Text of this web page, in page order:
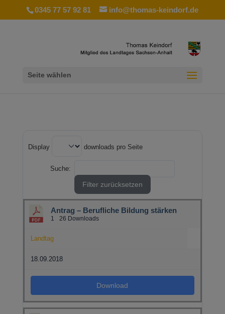
0345 77 57 92 81 info@thomas-keindorf.de
Seite wählen
Display downloads pro Seite
Suche:
Filter zurücksetzen
Antrag – Berufliche Bildung stärken
1 26 Downloads
Landtag
18.09.2018
Download